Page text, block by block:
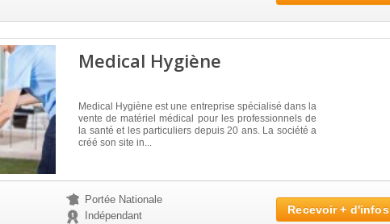
Medical Hygiène
Medical Hygiène est une entreprise spécialisé dans la
vente de matériel médical pour les professionnels de
la santé et les particuliers depuis 20 ans. La société a
créé son site in...
Portée Nationale
Indépendant
Recevoir + d'infos